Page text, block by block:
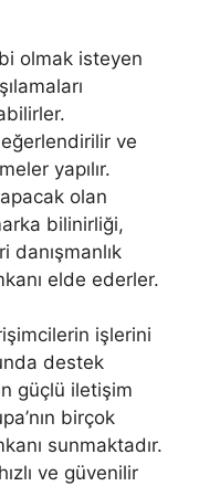
olmak isteyen
ve
yapılır.
olan
bilinirliği,
danışmanlık
elde ederler.
işlerini
destek
güçlü iletişim
birçok
sunmaktadır.
ve güvenilir